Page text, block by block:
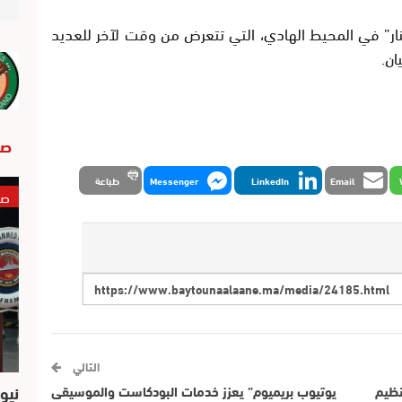
في المحيط الهادي، التي تتعرض من وقت لآخر للعديد
Email
LinkedIn
Messenger طباعة
التالي
يوتيوب بريميوم” يعزز خدمات البودكاست والموسيقى